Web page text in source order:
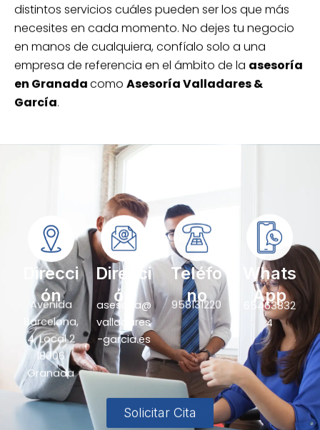
distintos servicios cuáles pueden ser los que más
necesites en cada momento. No dejes tu negocio
en manos de cualquiera, confíalo solo a una
empresa de referencia en el ámbito de la asesoría
en Granadacomo Asesoría Valladares &
García.
Direcci
ón
Avenida
Barcelona,
4, Local 2
18006
Granada
Direcci
ón
asesoria@
valladares
-garcia.es
Teléfo
no
958131220
Whats
App
65463832
4
Solicitar Cita